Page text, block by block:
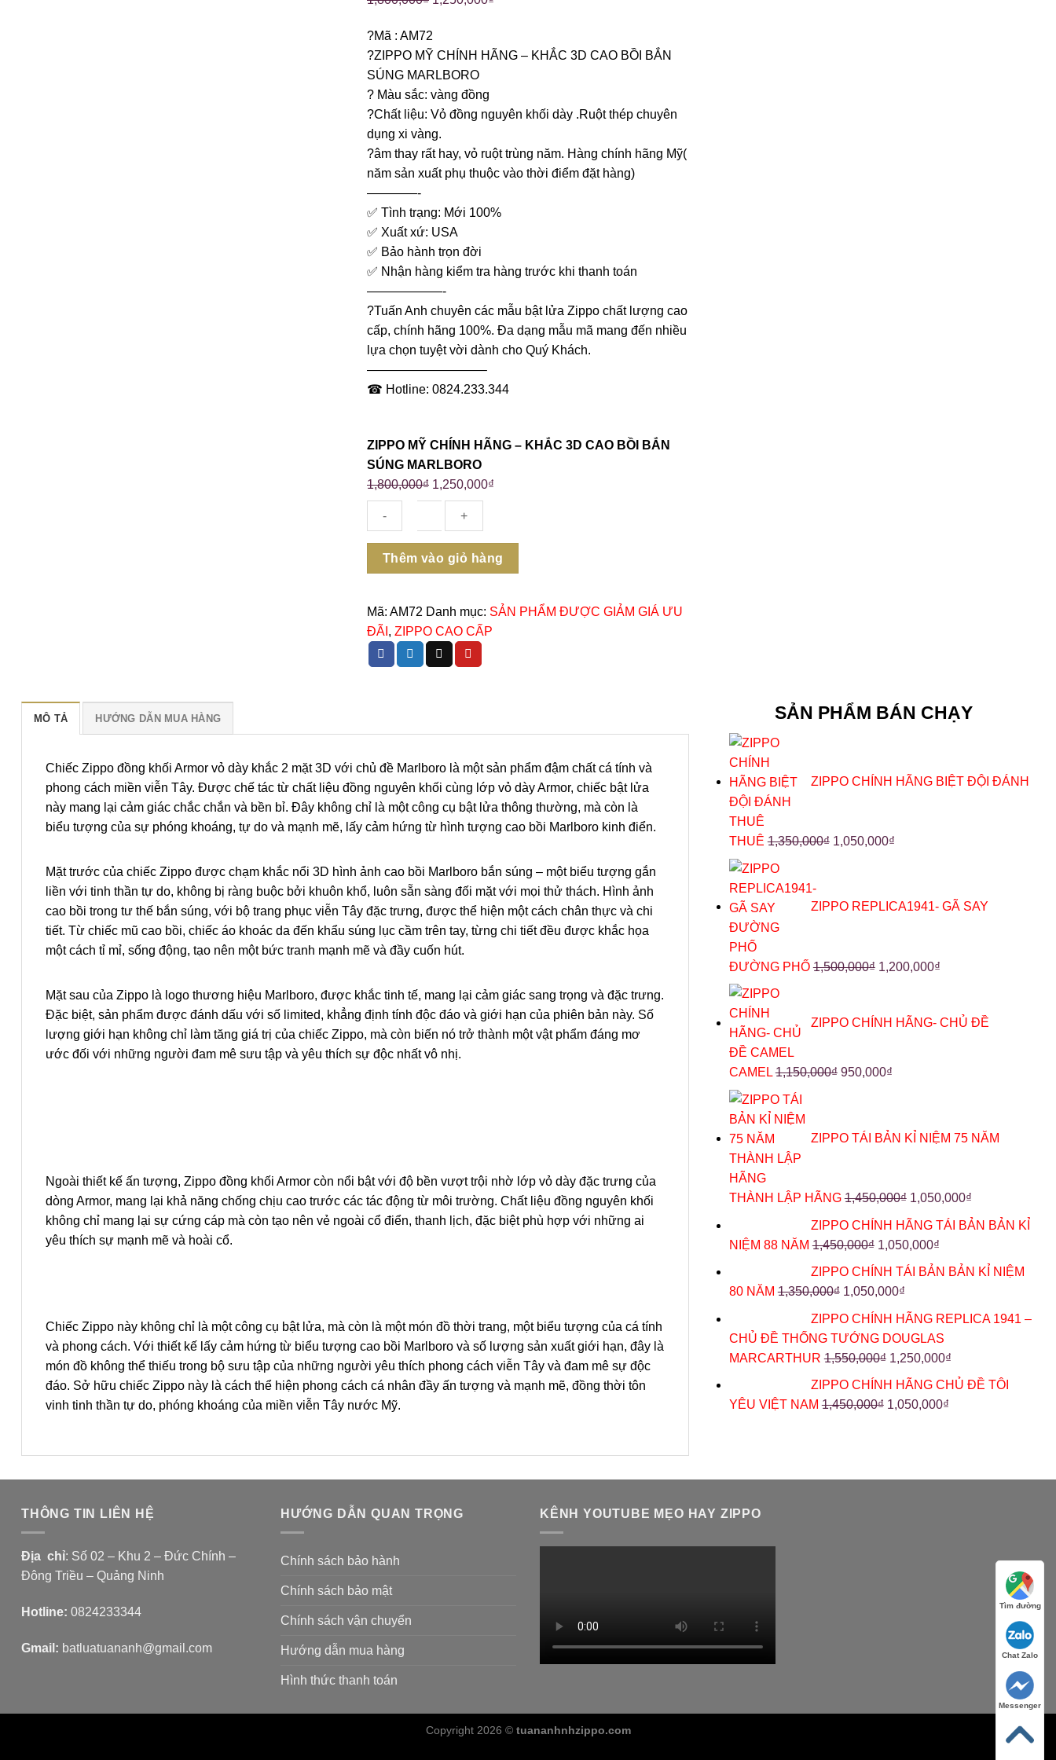
?Mã : AM72
?ZIPPO MỸ CHÍNH HÃNG – KHẮC 3D CAO BỒI BẮN
SÚNG MARLBORO
? Màu sắc: vàng đồng
?Chất liệu: Vỏ đồng nguyên khối dày .Ruột thép chuyên
dụng xi vàng.
?âm thay rất hay, vỏ ruột trùng năm. Hàng chính hãng Mỹ(
năm sản xuất phụ thuộc vào thời điểm đặt hàng)
————-
✅ Tình trạng: Mới 100%
✅ Xuất xứ: USA
✅ Bảo hành trọn đời
✅ Nhận hàng kiểm tra hàng trước khi thanh toán
——————-
?Tuấn Anh chuyên các mẫu bật lửa Zippo chất lượng cao
cấp, chính hãng 100%. Đa dạng mẫu mã mang đến nhiều
lựa chọn tuyệt vời dành cho Quý Khách.
—————————–
☎ Hotline: 0824.233.344
ZIPPO MỸ CHÍNH HÃNG – KHẮC 3D CAO BỒI BẮN
SÚNG MARLBORO
1,800,000₫ 1,250,000₫
Thêm vào giỏ hàng
Mã: AM72 Danh mục: SẢN PHẨM ĐƯỢC GIẢM GIÁ ƯU
ĐÃI , ZIPPO CAO CẤP
MÔ TẢ HƯỚNG DẪN MUA HÀNG
Chiếc Zippo đồng khối Armor vỏ dày khắc 2 mặt 3D với chủ đề Marlboro là một sản phẩm đậm chất cá tính và
phong cách miền viễn Tây. Được chế tác từ chất liệu đồng nguyên khối cùng lớp vỏ dày Armor, chiếc bật lửa
này mang lại cảm giác chắc chắn và bền bỉ. Đây không chỉ là một công cụ bật lửa thông thường, mà còn là
biểu tượng của sự phóng khoáng, tự do và mạnh mẽ, lấy cảm hứng từ hình tượng cao bồi Marlboro kinh điển.
Mặt trước của chiếc Zippo được chạm khắc nổi 3D hình ảnh cao bồi Marlboro bắn súng – một biểu tượng gắn
liền với tinh thần tự do, không bị ràng buộc bởi khuôn khổ, luôn sẵn sàng đối mặt với mọi thử thách. Hình ảnh
cao bồi trong tư thế bắn súng, với bộ trang phục viễn Tây đặc trưng, được thể hiện một cách chân thực và chi
tiết. Từ chiếc mũ cao bồi, chiếc áo khoác da đến khẩu súng lục cầm trên tay, từng chi tiết đều được khắc họa
một cách tỉ mỉ, sống động, tạo nên một bức tranh mạnh mẽ và đầy cuốn hút.
Mặt sau của Zippo là logo thương hiệu Marlboro, được khắc tinh tế, mang lại cảm giác sang trọng và đặc trưng.
Đặc biệt, sản phẩm được đánh dấu với số limited, khẳng định tính độc đáo và giới hạn của phiên bản này. Số
lượng giới hạn không chỉ làm tăng giá trị của chiếc Zippo, mà còn biến nó trở thành một vật phẩm đáng mơ
ước đối với những người đam mê sưu tập và yêu thích sự độc nhất vô nhị.
Ngoài thiết kế ấn tượng, Zippo đồng khối Armor còn nổi bật với độ bền vượt trội nhờ lớp vỏ dày đặc trưng của
dòng Armor, mang lại khả năng chống chịu cao trước các tác động từ môi trường. Chất liệu đồng nguyên khối
không chỉ mang lại sự cứng cáp mà còn tạo nên vẻ ngoài cổ điển, thanh lịch, đặc biệt phù hợp với những ai
yêu thích sự mạnh mẽ và hoài cổ.
Chiếc Zippo này không chỉ là một công cụ bật lửa, mà còn là một món đồ thời trang, một biểu tượng của cá tính
và phong cách. Với thiết kế lấy cảm hứng từ biểu tượng cao bồi Marlboro và số lượng sản xuất giới hạn, đây là
món đồ không thể thiếu trong bộ sưu tập của những người yêu thích phong cách viễn Tây và đam mê sự độc
đáo. Sở hữu chiếc Zippo này là cách thể hiện phong cách cá nhân đầy ấn tượng và mạnh mẽ, đồng thời tôn
vinh tinh thần tự do, phóng khoáng của miền viễn Tây nước Mỹ.
SẢN PHẨM BÁN CHẠY
ZIPPO CHÍNH HÃNG BIỆT ĐỘI ĐÁNH
THUÊ 1,350,000₫ 1,050,000₫
ZIPPO REPLICA1941- GÃ SAY
ĐƯỜNG PHỐ 1,500,000₫ 1,200,000₫
ZIPPO CHÍNH HÃNG- CHỦ ĐỀ
CAMEL 1,150,000₫ 950,000₫
ZIPPO TÁI BẢN KỈ NIỆM 75 NĂM
THÀNH LẬP HÃNG 1,450,000₫ 1,050,000₫
ZIPPO CHÍNH HÃNG TÁI BẢN BẢN KỈ
NIỆM 88 NĂM 1,450,000₫ 1,050,000₫
ZIPPO CHÍNH TÁI BẢN BẢN KỈ NIỆM
80 NĂM 1,350,000₫ 1,050,000₫
ZIPPO CHÍNH HÃNG REPLICA 1941 –
CHỦ ĐỀ THỐNG TƯỚNG DOUGLAS
MARCARTHUR 1,550,000₫ 1,250,000₫
ZIPPO CHÍNH HÃNG CHỦ ĐỀ TÔI
YÊU VIỆT NAM 1,450,000₫ 1,050,000₫
THÔNG TIN LIÊN HỆ
Địa chỉ: Số 02 – Khu 2 – Đức Chính –
Đông Triều – Quảng Ninh
Hotline: 0824233344
Gmail: batluatuananh@gmail.com
HƯỚNG DẪN QUAN TRỌNG
Chính sách bảo hành
Chính sách bảo mật
Chính sách vận chuyển
Hướng dẫn mua hàng
Hình thức thanh toán
KÊNH YOUTUBE MẸO HAY ZIPPO
Copyright 2026 © tuananhnhzippo.com
Tìm đường
Chat Zalo
Messenger